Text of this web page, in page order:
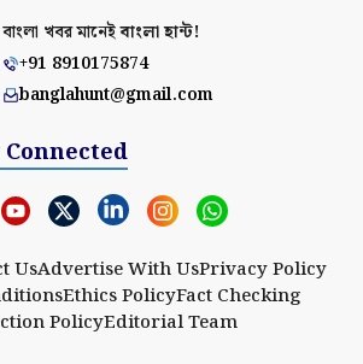
বাংলা খবর মানেইবাংলা হান্ট!
+91 8910175874
banglahunt@gmail.com
Connected
UsAdvertise With UsPrivacy Policy
Ethics PolicyFact Checking
PolicyEditorial Team